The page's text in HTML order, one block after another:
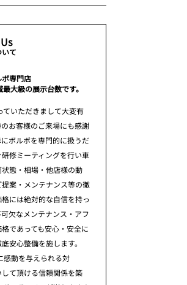
て
専門店
大級の展示台数です。
いただきまして大変有
お客様のご来場にも感謝
ボルボを専門的に扱うだ
修ミーティングを行い車
態・相場・他店様の動
案・メンテナンス等の徹
には絶対的な自信を持っ
欠なメンテナンス・アフ
であっても安心・安全に
安心整備を施します。
動を与えられる対
て頂ける信頼関係を築